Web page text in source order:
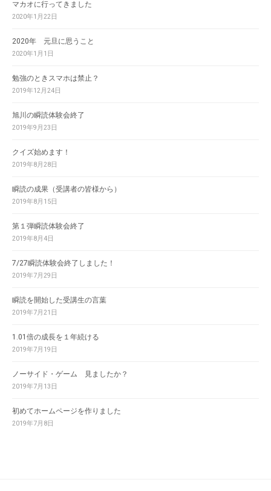
マカオに行ってきました
2020年1月22日
2020年 元旦に思うこと
2020年1月1日
勉強のときスマホは禁止？
2019年12月24日
旭川の瞬読体験会終了
2019年9月23日
クイズ始めます！
2019年8月28日
瞬読の成果（受講者の皆様から）
2019年8月15日
第１弾瞬読体験会終了
2019年8月4日
7/27瞬読体験会終了しました！
2019年7月29日
瞬読を開始した受講生の言葉
2019年7月21日
1.01倍の成長を１年続ける
2019年7月19日
ノーサイド・ゲーム 見ましたか？
2019年7月13日
初めてホームページを作りました
2019年7月8日